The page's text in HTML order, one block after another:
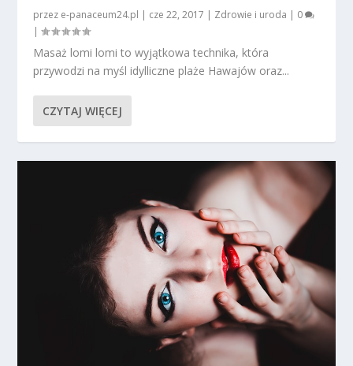
przez e-panaceum24.pl | cze 22, 2017 | Zdrowie i uroda | 0
|
Masaż lomi lomi to wyjątkowa technika, która
przywodzi na myśl idylliczne plaże Hawajów oraz...
CZYTAJ WIĘCEJ